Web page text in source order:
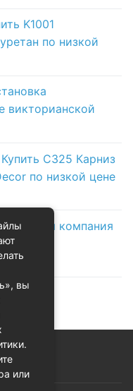
K1001
по низкой
викторианской
Купить C325 Карниз
по низкой цене
компания
и
вы
или